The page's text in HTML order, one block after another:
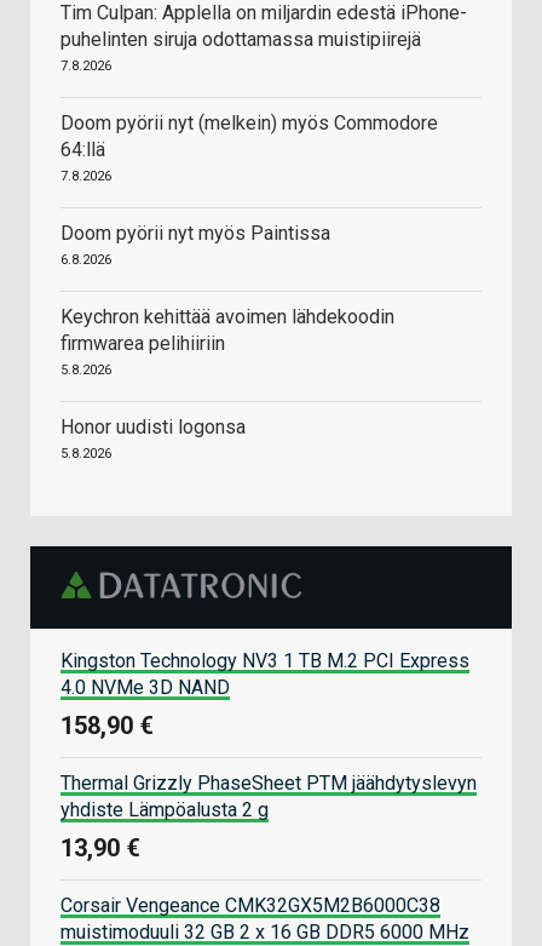
Tim Culpan: Applella on miljardin edestä iPhone-
puhelinten siruja odottamassa muistipiirejä
7.8.2026
Doom pyörii nyt (melkein) myös Commodore
64:llä
7.8.2026
Doom pyörii nyt myös Paintissa
6.8.2026
Keychron kehittää avoimen lähdekoodin
firmwarea pelihiiriin
5.8.2026
Honor uudisti logonsa
5.8.2026
Kingston Technology NV3 1 TB M.2 PCI Express
4.0 NVMe 3D NAND
158,90 €
Thermal Grizzly PhaseSheet PTM jäähdytyslevyn
yhdiste Lämpöalusta 2 g
13,90 €
Corsair Vengeance CMK32GX5M2B6000C38
muistimoduuli 32 GB 2 x 16 GB DDR5 6000 MHz